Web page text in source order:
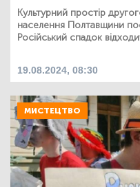
Культурний простір
населення Полтавщини
Російський спадок
19.08.2024, 08:30
МИСТЕЦТВО